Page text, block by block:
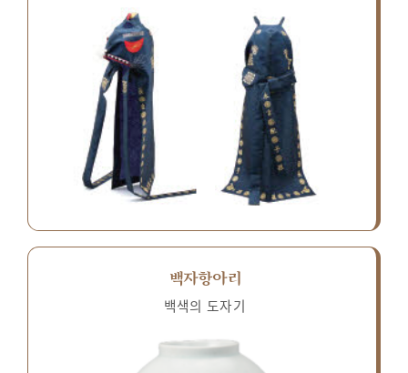
백자항아리
백색의 도자기